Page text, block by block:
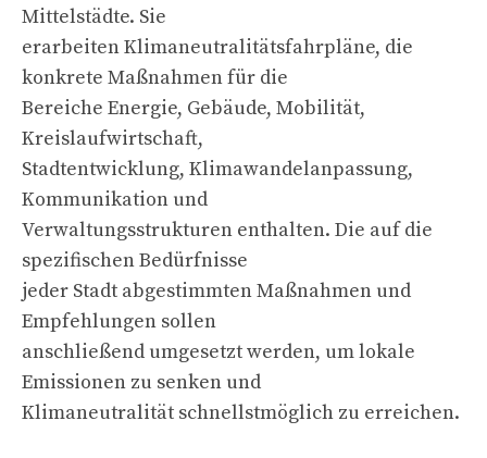
Mittelstädte. Sie
erarbeiten Klimaneutralitätsfahrpläne, die
konkrete Maßnahmen für die
Bereiche Energie, Gebäude, Mobilität,
Kreislaufwirtschaft,
Stadtentwicklung, Klimawandelanpassung,
Kommunikation und
Verwaltungsstrukturen enthalten. Die auf die
spezifischen Bedürfnisse
jeder Stadt abgestimmten Maßnahmen und
Empfehlungen sollen
anschließend umgesetzt werden, um lokale
Emissionen zu senken und
Klimaneutralität schnellstmöglich zu erreichen.